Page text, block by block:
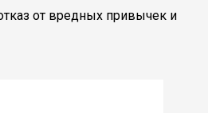
от вредных привычек и